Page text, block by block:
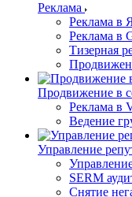
Реклама
Реклама в
Реклама в
Тизерная
Продвижение в
Реклама в
Ведение
Управление
SERM
Снятие